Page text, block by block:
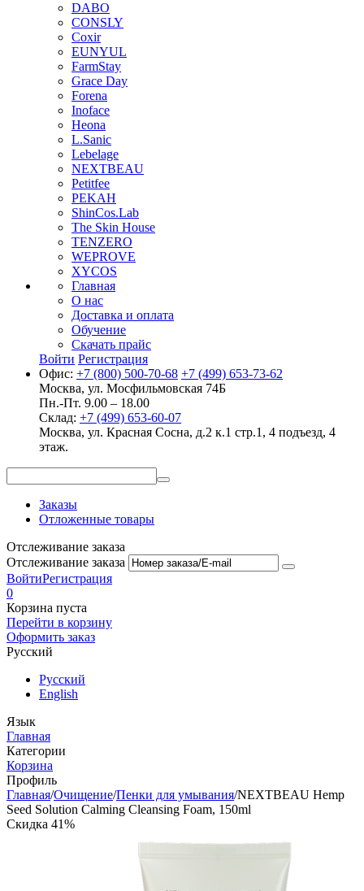
DABO
CONSLY
Coxir
EUNYUL
FarmStay
Grace Day
Forena
Inoface
Heona
L.Sanic
Lebelage
NEXTBEAU
Petitfee
PEKAH
ShinCos.Lab
The Skin House
TENZERO
WEPROVE
XYCOS
Главная
О нас
Доставка и оплата
Обучение
Скачать прайс
Войти Регистрация
Офис: +7 (800) 500-70-68 +7 (499) 653-73-62
Москва, ул. Мосфильмовская 74Б
Пн.-Пт. 9.00 – 18.00
Склад: +7 (499) 653-60-07
Москва, ул. Красная Сосна, д.2 к.1 стр.1, 4 подъезд, 4
этаж.
Заказы
Отложенные товары
Отслеживание заказа
Отслеживание заказа
ВойтиРегистрация
0
Корзина пуста
Перейти в корзину
Оформить заказ
Русский
Русский
English
Язык
Главная
Категории
Корзина
Профиль
Главная/Очищение/Пенки для умывания/NEXTBEAU Hemp
Seed Solution Calming Cleansing Foam, 150ml
Скидка 41%